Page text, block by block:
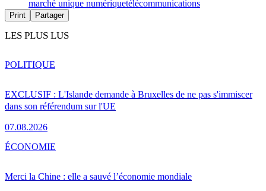
marché unique numériquetélécommunications
Print Partager
LES PLUS LUS
EXCLUSIF : L'Islande demande à Bruxelles de ne pas s'immiscer
dans son référendum sur l'UE
07.08.2026
POLITIQUE
Merci la Chine : elle a sauvé l’économie mondiale
ÉCONOMIE